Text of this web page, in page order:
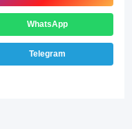
WhatsApp
Telegram